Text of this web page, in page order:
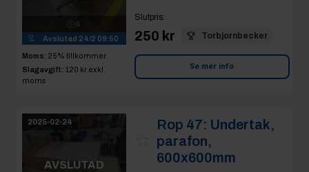
4
Avslutad 24/2 09:50
Moms: 25% tillkommer
Slagavgift: 120 kr exkl.
moms
Slutpris:
250 kr Torbjornbecker
Se mer info
2025-02-24
AVSLUTAD
Rop 47: Undertak,
parafon,
600x600mm